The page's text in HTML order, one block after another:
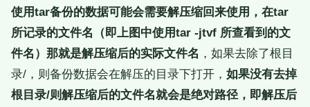
使用tar备份的数据可能会需要解压缩回来使用，在tar
所记录的文件名（即上图中使用tar -jtvf 所查看到的文
件名）那就是解压缩后的实际文件名 ，如果去除了根目
录/，则备份数据会在解压的目录下打开， 如果没有去掉
根目录/则解压缩后的文件名就会是绝对路径，即解压后